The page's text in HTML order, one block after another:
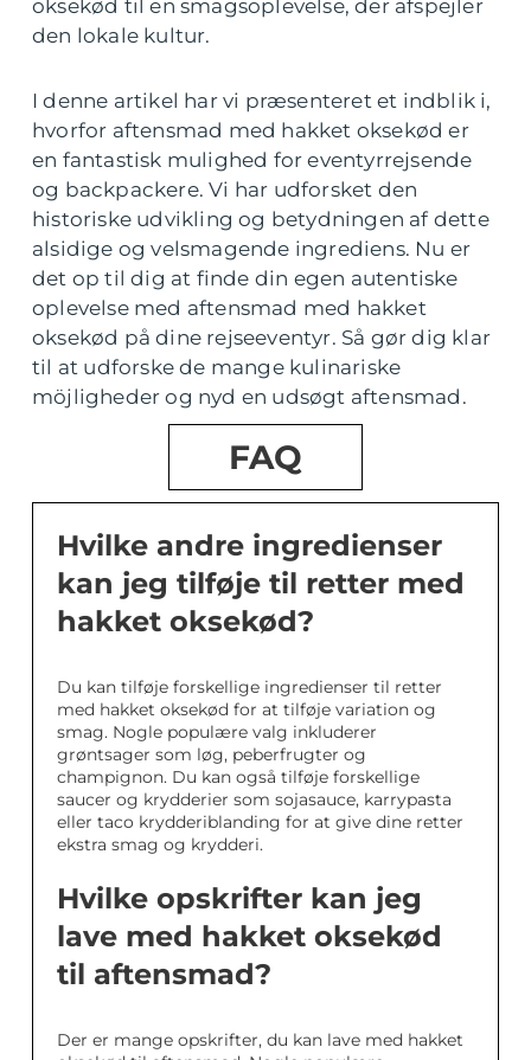
oksekød til en smagsoplevelse, der afspejler
den lokale kultur.
I denne artikel har vi præsenteret et indblik i,
hvorfor aftensmad med hakket oksekød er
en fantastisk mulighed for eventyrrejsende
og backpackere. Vi har udforsket den
historiske udvikling og betydningen af dette
alsidige og velsmagende ingrediens. Nu er
det op til dig at finde din egen autentiske
oplevelse med aftensmad med hakket
oksekød på dine rejseeventyr. Så gør dig klar
til at udforske de mange kulinariske
möjligheder og nyd en udsøgt aftensmad.
FAQ
Hvilke andre ingredienser
kan jeg tilføje til retter med
hakket oksekød?
Du kan tilføje forskellige ingredienser til retter
med hakket oksekød for at tilføje variation og
smag. Nogle populære valg inkluderer
grøntsager som løg, peberfrugter og
champignon. Du kan også tilføje forskellige
saucer og krydderier som sojasauce, karrypasta
eller taco krydderiblanding for at give dine retter
ekstra smag og krydderi.
Hvilke opskrifter kan jeg
lave med hakket oksekød
til aftensmad?
Der er mange opskrifter, du kan lave med hakket